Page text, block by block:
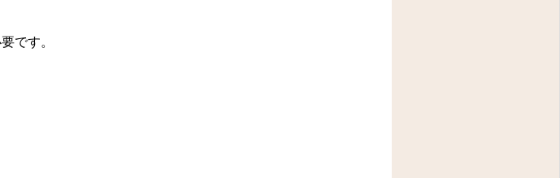
です。